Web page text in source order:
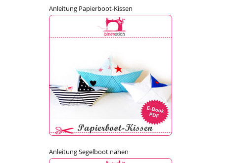
Anleitung Papierboot-Kissen
Anleitung Segelboot nähen